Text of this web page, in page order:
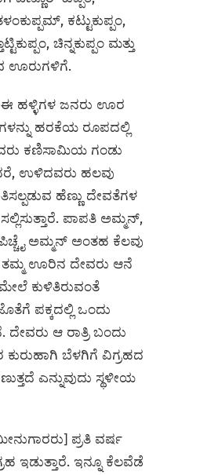
ಕಟ್ಟುಕುಪ್ಪಂ,
ಚಿನ್ನಕುಪ್ಪಂ ಮತ್ತು
ಊರುಗಳಿಗೆ.
ಹಳ್ಳಿಗಳ ಜನರು ಊರ
ಹರಕೆಯ ರೂಪದಲ್ಲಿ
ಕಣಿಸಾಮಿಯ ಗಂಡು
ಉಳಿದವರು ಹಲವು
ಹೆಣ್ಣು ದೇವತೆಗಳ
ಪಾಪತಿ ಅಮ್ಮನ್‌,
ಅಮ್ಮನ್‌ ಅಂತಹ ಕೆಲವು
ತಮ್ಮ ಊರಿನ ದೇವರು ಆನೆ
ಕುಳಿತಿರುವಂತೆ
ಪಕ್ಕದಲ್ಲಿ ಒಂದು
ಆ ರಾತ್ರಿ ಬಂದು
ಕುರುಹಾಗಿ ಬೆಳಗಿಗೆ ವಿಗ್ರಹದ
ಎನ್ನುವುದು ಸ್ಥಳೀಯ
ಪ್ರತಿ ವರ್ಷ
ಇಡುತ್ತಾರೆ. ಇನ್ನೂ ಕೆಲವೆಡೆ